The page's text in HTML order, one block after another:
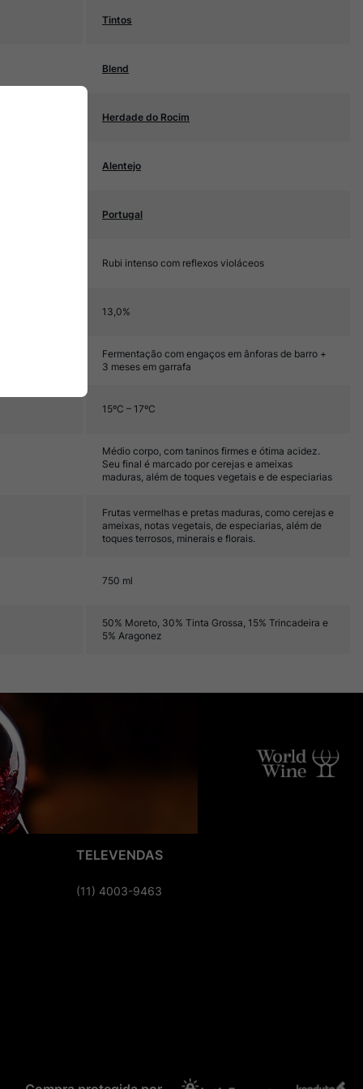
Tintos
Blend
Herdade do Rocim
Alentejo
Portugal
Rubi intenso com reflexos violáceos
13,0%
Fermentação com engaços em ânforas de barro +
3 meses em garrafa
15ºC – 17ºC
Médio corpo, com taninos firmes e ótima acidez.
Seu final é marcado por cerejas e ameixas
maduras, além de toques vegetais e de especiarias
Frutas vermelhas e pretas maduras, como cerejas e
ameixas, notas vegetais, de especiarias, além de
toques terrosos, minerais e florais.
750 ml
50% Moreto, 30% Tinta Grossa, 15% Trincadeira e
5% Aragonez
TELEVENDAS
(11) 4003-9463